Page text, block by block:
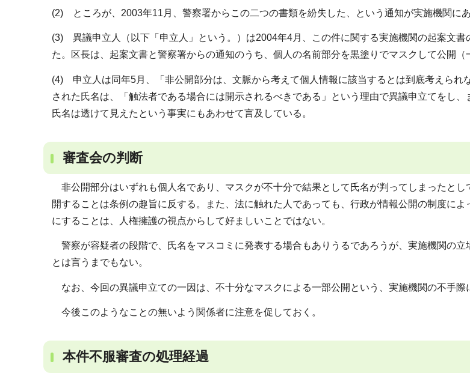
(2) ところが、2003年11月、警察署からこの二つの書類を紛失した、という通知が実施機関にあ
(3) 異議申立人（以下「申立人」という。）は2004年4月、この件に関する実施機関の起案文書
た。区長は、起案文書と警察署からの通知のうち、個人の名前部分を黒塗りでマスクして公開（
(4) 申立人は同年5月、「非公開部分は、文脈から考えて個人情報に該当するとは到底考えられ
された氏名は、「触法者である場合には開示されるべきである」という理由で異議申立てをし、
氏名は透けて見えたという事実にもあわせて言及している。
審査会の判断
非公開部分はいずれも個人名であり、マスクが不十分で結果として氏名が判ってしまったとし
開することは条例の趣旨に反する。また、法に触れた人であっても、行政が情報公開の制度によ
にすることは、人権擁護の視点からして好ましいことではない。
警察が容疑者の段階で、氏名をマスコミに発表する場合もありうるであろうが、実施機関の立
とは言うまでもない。
なお、今回の異議申立ての一因は、不十分なマスクによる一部公開という、実施機関の不手際
今後このようなことの無いよう関係者に注意を促しておく。
本件不服審査の処理経過